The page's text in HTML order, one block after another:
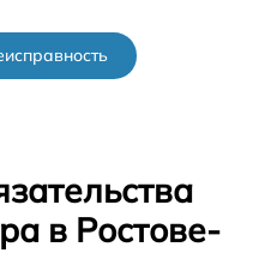
в Ростове-